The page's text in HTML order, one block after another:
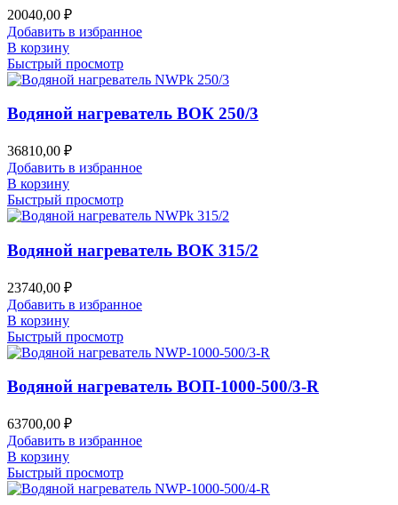
20040,00 ₽
Добавить в избранное
В корзину
Быстрый просмотр
Водяной нагреватель ВОК 250/3
36810,00 ₽
Добавить в избранное
В корзину
Быстрый просмотр
Водяной нагреватель ВОК 315/2
23740,00 ₽
Добавить в избранное
В корзину
Быстрый просмотр
Водяной нагреватель ВОП-1000-500/3-R
63700,00 ₽
Добавить в избранное
В корзину
Быстрый просмотр